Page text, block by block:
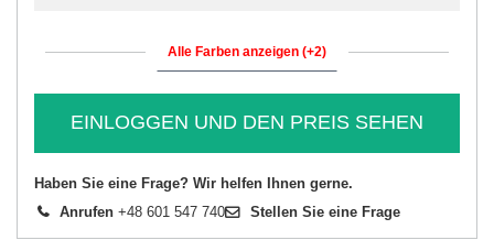
Alle Farben anzeigen (+2)
EINLOGGEN UND DEN PREIS SEHEN
Haben Sie eine Frage? Wir helfen Ihnen gerne.
Anrufen +48 601 547 740 Stellen Sie eine Frage